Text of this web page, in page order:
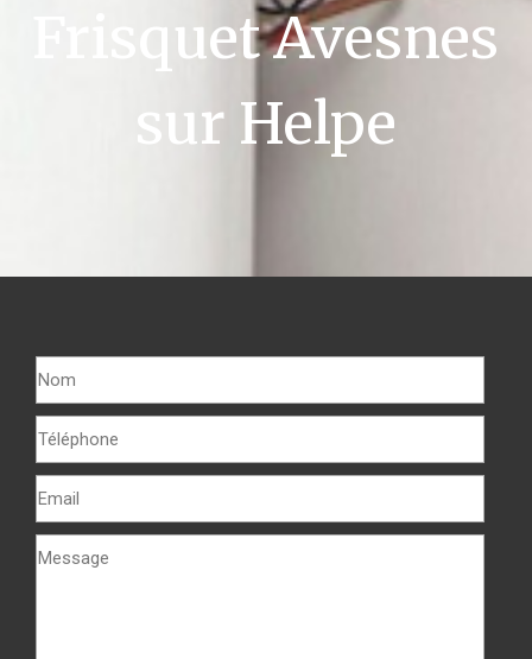
Frisquet Avesnes
sur Helpe